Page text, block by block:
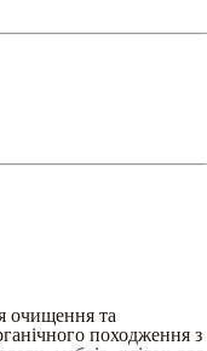
очищення та
походження з